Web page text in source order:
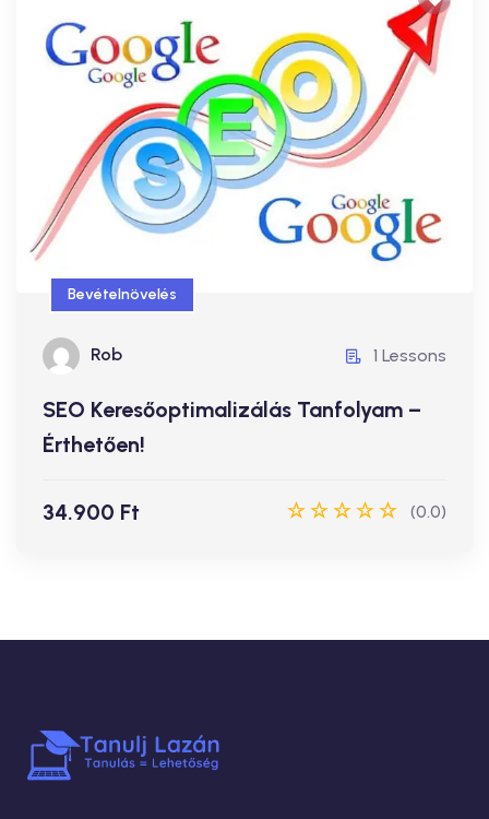
Bevételnövelés
Rob 1 Lessons
SEO Keresőoptimalizálás Tanfolyam –
Érthetően!
34.900 Ft (0.0)
SEO Keresőoptimalizálás Tanfolyam –
Érthetően!